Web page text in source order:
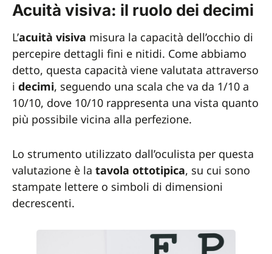
Acuità visiva: il ruolo dei decimi
L’acuità visiva misura la capacità dell’occhio di
percepire dettagli fini e nitidi. Come abbiamo
detto, questa capacità viene valutata attraverso
i decimi, seguendo una scala che va da 1/10 a
10/10, dove 10/10 rappresenta una vista quanto
più possibile vicina alla perfezione.
Lo strumento utilizzato dall’oculista per questa
valutazione è la tavola ottotipica, su cui sono
stampate lettere o simboli di dimensioni
decrescenti.